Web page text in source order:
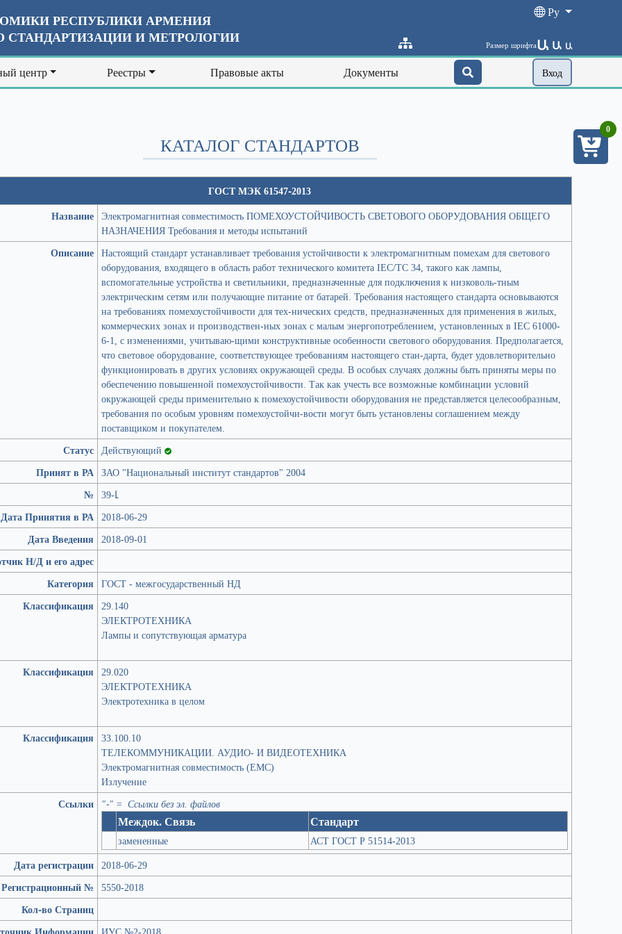
РЕСПУБЛИКИ АРМЕНИЯ
И МЕТРОЛОГИИ
Ру
Размер шрифтаԱ Ա Ա
центр Реестры Правовые акты Документы Вход
КАТАЛОГ СТАНДАРТОВ
ГОСТ МЭК 61547-2013
Название Электромагнитная совместимость ПОМЕХОУСТОЙЧИВОСТЬ СВЕТОВОГО ОБОРУДОВАНИЯ ОБЩЕГО
НАЗНАЧЕНИЯ Требования и методы испытаний
Описание Настоящий стандарт устанавливает требования устойчивости к электромагнитным помехам для светового
оборудования, входящего в область работ технического комитета IEC/TC 34, такого как лампы,
вспомогательные устройства и светильники, предназначенные для подключения к низковоль-тным
электрическим сетям или получающие питание от батарей. Требования настоящего стандарта основываются
на требованиях помехоустойчивости для тех-нических средств, предназначенных для применения в жилых,
коммерческих зонах и производствен-ных зонах с малым энергопотреблением, установленных в IEC 61000-
6-1, с изменениями, учитываю-щими конструктивные особенности светового оборудования. Предполагается,
что световое оборудование, соответствующее требованиям настоящего стан-дарта, будет удовлетворительно
функционировать в других условиях окружающей среды. В особых случаях должны быть приняты меры по
обеспечению повышенной помехоустойчивости. Так как учесть все возможные комбинации условий
окружающей среды применительно к помехоустойчивости оборудования не представляется целесообразным,
требования по особым уровням помехоустойчи-вости могут быть установлены соглашением между
поставщиком и покупателем.
Статус Действующий
Принят в РА ЗАО "Национальный институт стандартов" 2004
№
39-Լ
Дата Принятия в РА 2018-06-29
Дата Введения
2018-09-01
Н/Д и его адрес
Категория
ГОСТ - межгосударственный НД
Классификация
29.140
ЭЛЕКТРОТЕХНИКА
Лампы и сопутствующая арматура
Классификация
29.020
ЭЛЕКТРОТЕХНИКА
Электротехника в целом
Классификация
33.100.10
ТЕЛЕКОММУНИКАЦИИ. АУДИО- И ВИДЕОТЕХНИКА
Электромагнитная совместимость (ЕМС)
Излучение
Ссылки
"-" = Ссылки без эл. файлов
Междок. Связь Стандарт
замененные
АСТ ГОСТ Р 51514-2013
Дата регистрации 2018-06-29
Регистрационный №
5550-2018
Кол-во Страниц
0